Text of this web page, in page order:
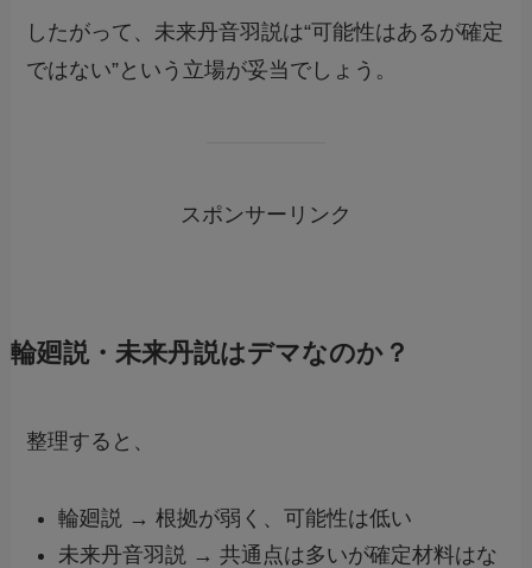
したがって、未来丹音羽説は“可能性はあるが確定
ではない”という立場が妥当でしょう。
スポンサーリンク
輪廻説・未来丹説はデマなのか？
整理すると、
輪廻説 → 根拠が弱く、可能性は低い
未来丹音羽説 → 共通点は多いが確定材料はな